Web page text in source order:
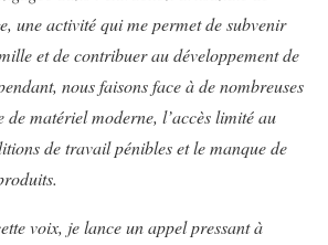
une activité qui me permet de subvenir
et de contribuer au développement de
nous faisons face à de nombreuses
matériel moderne, l’accès limité au
de travail pénibles et le manque de
voix, je lance un appel pressant à